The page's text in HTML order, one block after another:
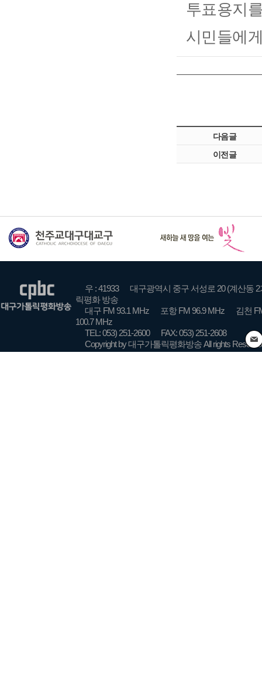
투표용지
시민들에
다음글
이전글
우 : 41933
대구광역시 중구 서성로 20 (계산동 2
릭평화 방송
대구 FM 93.1 MHz
포항 FM 96.9 MHz
김천
100.7 MHz
TEL: 053) 251-2600
FAX: 053) 251-2608
Copyright by 대구가톨릭평화방송 All rights